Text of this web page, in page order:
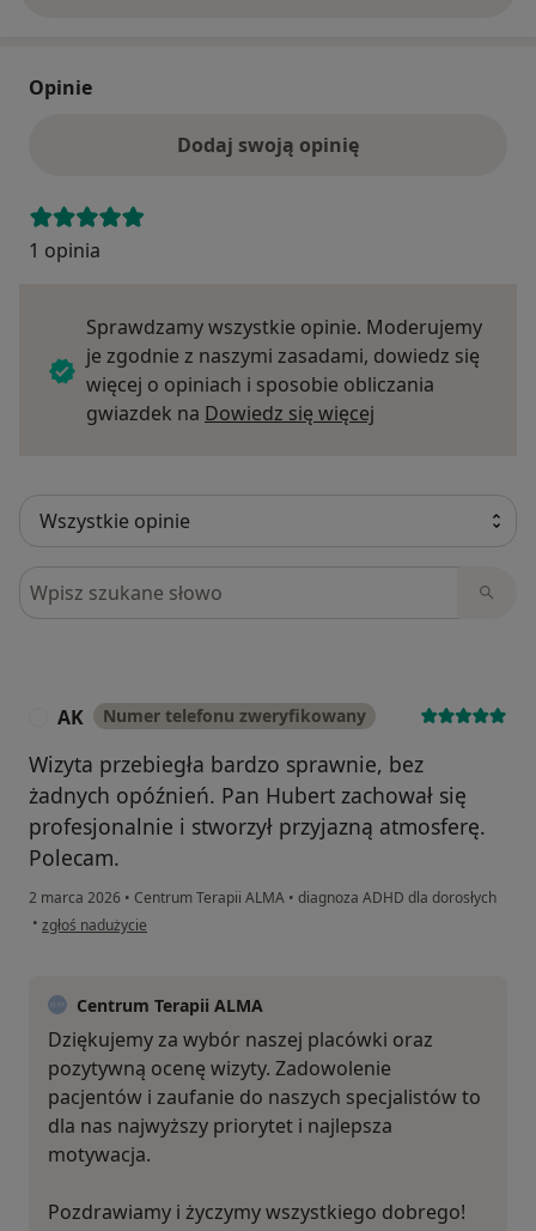
Opinie
Dodaj swoją opinię
1 opinia
Sprawdzamy wszystkie opinie. Moderujemy
je zgodnie z naszymi zasadami, dowiedz się
więcej o opiniach i sposobie obliczania
gwiazdek na Dowiedz się więcej
Szukaj w opiniach
AK Numer telefonu zweryfikowany
Wizyta przebiegła bardzo sprawnie, bez
żadnych opóźnień. Pan Hubert zachował się
profesjonalnie i stworzył przyjazną atmosferę.
Polecam.
2 marca 2026 • Centrum Terapii ALMA • diagnoza ADHD dla dorosłych
• w opinii użytkownika AK
zgłoś nadużycie
Centrum Terapii ALMA
Dziękujemy za wybór naszej placówki oraz
pozytywną ocenę wizyty. Zadowolenie
pacjentów i zaufanie do naszych specjalistów to
dla nas najwyższy priorytet i najlepsza
motywacja.
Pozdrawiamy i życzymy wszystkiego dobrego!